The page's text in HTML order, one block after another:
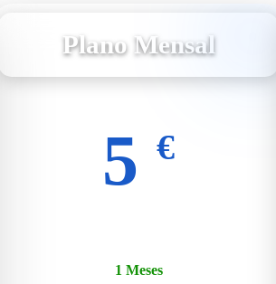
Plano Mensal
5 €
1 Meses